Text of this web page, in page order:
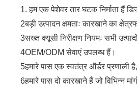
1. हम एक पेशेवर तार घटक निर्माता हैं
2बड़ी उत्पादन क्षमताः कारखाने का
3सख्त क्यूसी निरीक्षण नियमः सभी
4OEM/ODM सेवाएं उपलब्ध हैं।
5हमारे पास एक स्वतंत्र ऑर्डर
6हमारे पास दो कारखाने हैं जो विभिन्न